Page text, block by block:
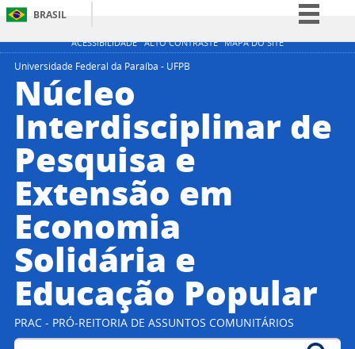
ACESSIBILIDADE ALTO CONTRASTE MAPA DO SITE
BRASIL
Simplifique!
Acesso à informação
Legislação
Universidade Federal da Paraíba - UFPB
Núcleo
Interdisciplinar de
Pesquisa e
Extensão em
Economia
Solidária e
Educação Popular
PRAC - PRÓ-REITORIA DE ASSUNTOS COMUNITÁRIOS
Buscar no portal